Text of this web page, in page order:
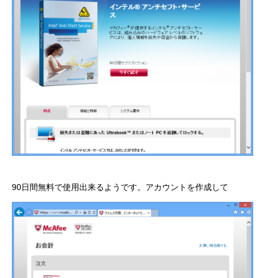
90日間無料で使用出来るようです。アカウントを作成して